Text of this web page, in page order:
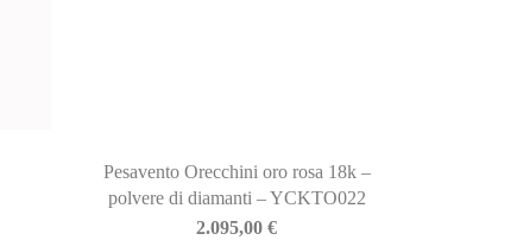
Pesavento Orecchini oro rosa 18k –
polvere di diamanti – YCKTO022
2.095,00€